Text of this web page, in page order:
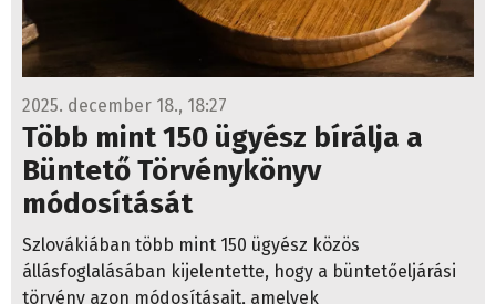
2025. december 18., 18:27
Több mint 150 ügyész bírálja a
Büntető Törvénykönyv
módosítását
Szlovákiában több mint 150 ügyész közös
állásfoglalásában kijelentette, hogy a büntetőeljárási
törvény azon módosításait, amelyek